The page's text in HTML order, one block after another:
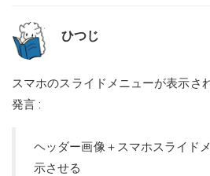
ひつじ
スマホのスライドメニューが表示さ
発言 :
ヘッダー画像＋スマホスライド
示させる